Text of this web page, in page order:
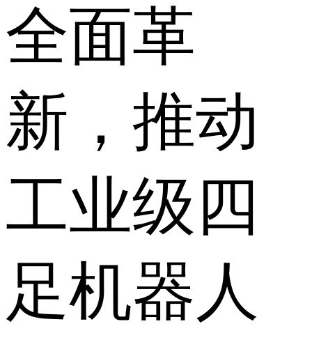
全面革
新，推动
工业级四
足机器人